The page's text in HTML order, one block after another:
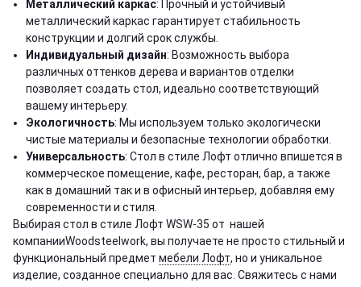
Металлический каркас: Прочный и устойчивый
металлический каркас гарантирует стабильность
конструкции и долгий срок службы.
Индивидуальный дизайн: Возможность выбора
различных оттенков дерева и вариантов отделки
позволяет создать стол, идеально соответствующий
вашему интерьеру.
Экологичность: Мы используем только экологически
чистые материалы и безопасные технологии обработки.
Универсальность: Стол в стиле Лофт отлично впишется в
коммерческое помещение, кафе, ресторан, бар, а также
как в домашний так и в офисный интерьер, добавляя ему
современности и стиля.
Выбирая стол в стиле Лофт WSW-35 от нашей
компанииWoodsteelwork, вы получаете не просто стильный и
функциональный предмет мебели Лофт, но и уникальное
изделие, созданное специально для вас. Свяжитесь с нами